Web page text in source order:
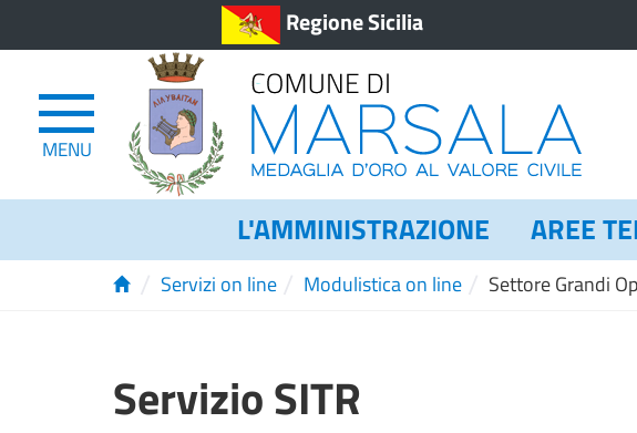
Regione Sicilia
MENU
L'AMMINISTRAZIONE AREE
Servizi on line Modulistica on line Settore Grandi
Servizio SITR